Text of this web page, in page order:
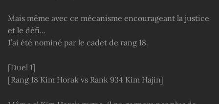
Mais même avec ce mécanisme encourageant la justice
et le défi…
J’ai été nominé par le cadet de rang 18.
[Duel 1]
[Rang 18 Kim Horak vs Rank 934 Kim Hajin]